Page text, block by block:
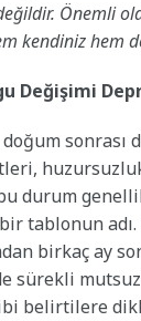
Önemli
kendiniz hem
Değişimi
durum
tablonun
birkaç ay
sürekli
belirtilere